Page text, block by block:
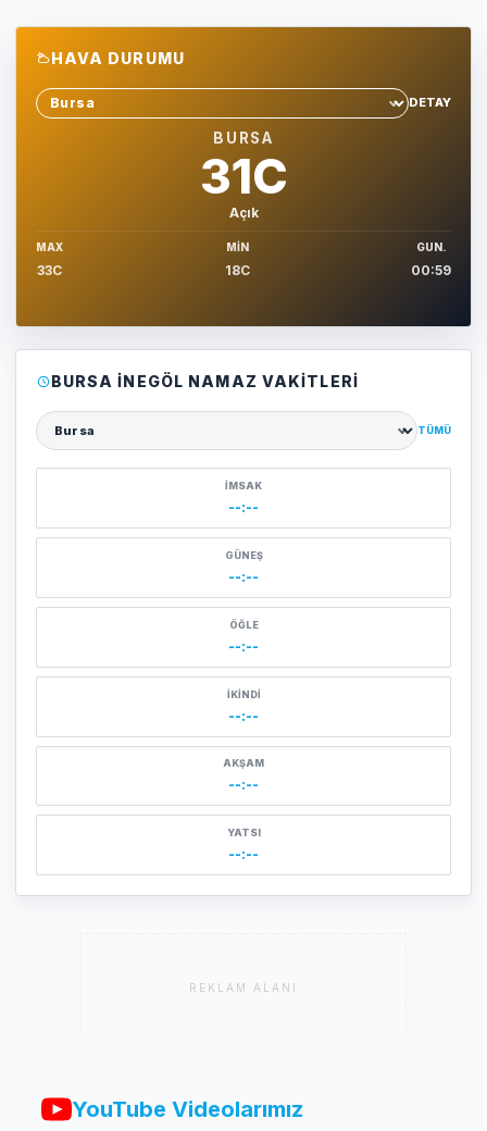
HAVA DURUMU
Sehir sec
DETAY
BURSA
31C
Açık
MAX
33C
MIN
18C
GUN.
00:59
BURSA İNEGÖL NAMAZ VAKITLERI
Şehir seçin
TÜMÜ
İMSAK
--:--
GÜNEŞ
--:--
ÖĞLE
--:--
İKINDI
--:--
AKŞAM
--:--
YATSI
--:--
REKLAM ALANI
YouTube Videolarımız